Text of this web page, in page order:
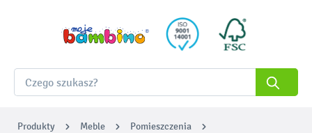
Produkty Meble
Pomieszczenia